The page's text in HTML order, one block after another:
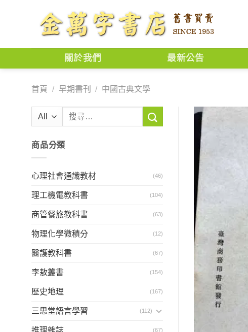
關於我們 最新公告
首頁 / 早期書刊 / 中國古典文學
鍵
商品分類
心理社會通識教材 (46)
理工機電教科書 (104)
商管餐旅教科書 (63)
物理化學微積分 (12)
醫護教科書 (67)
李敖叢書 (154)
歷史地理 (167)
三思堂語言學習 (112)
推理雜誌 (67)